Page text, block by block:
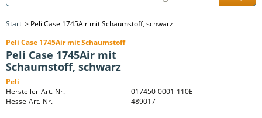
Start
Peli Case 1745Air mit Schaumstoff, schwarz
Peli Case 1745Air mit Schaumstoff
Peli Case 1745Air mit
Schaumstoff, schwarz
Peli
Hersteller-Art.-Nr.
017450-0001-110E
Hesse-Art.-Nr.
489017